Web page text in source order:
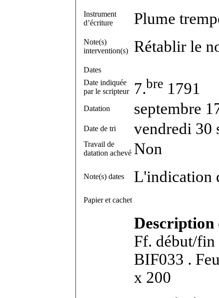
Instrument
d’écriture
Plume
Note(s)
intervention(s)
Rétablir le
Dates
Date indiquée
par le scripteur
7.bre 1791
Datation septembre
Date de tri vendredi 30
Travail de
datation achevé Non
Note(s) dates L'indication
Papier et cachet
Ff. début/
BIF033 . Feuillet in-2°. Dimensions feuillet : 318
x 200